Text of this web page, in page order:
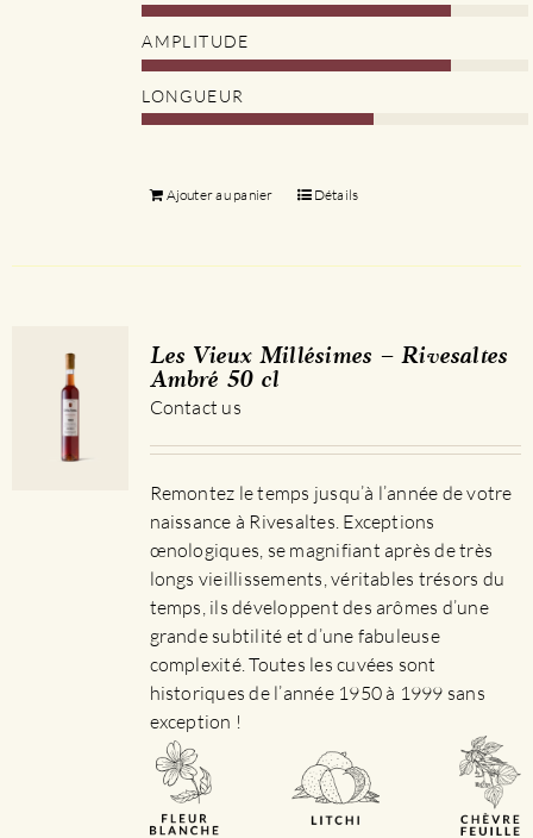
AMPLITUDE
LONGUEUR
Ajouter au panier Détails
Les Vieux Millésimes – Rivesaltes
Ambré 50 cl
Contact us
Remontez le temps jusqu’à l’année de votre
naissance à Rivesaltes. Exceptions
œnologiques, se magnifiant après de très
longs vieillissements, véritables trésors du
temps, ils développent des arômes d’une
grande subtilité et d’une fabuleuse
complexité. Toutes les cuvées sont
historiques de l’année 1950 à 1999 sans
exception !